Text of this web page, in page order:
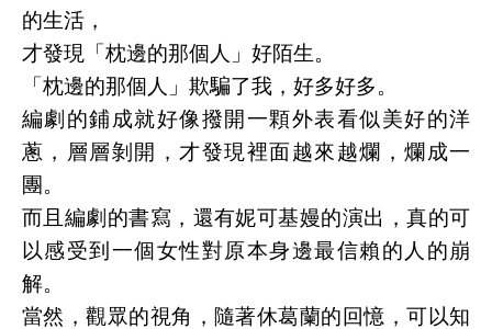
的生活，
才發現「枕邊的那個人」好陌生。
「枕邊的那個人」欺騙了我，好多好多。
編劇的鋪成就好像撥開一顆外表看似美好的洋
蔥，層層剝開，才發現裡面越來越爛，爛成一
團。
而且編劇的書寫，還有妮可基嫚的演出，真的可
以感受到一個女性對原本身邊最信賴的人的崩
解。
當然，觀眾的視角，隨著休葛蘭的回憶，可以知